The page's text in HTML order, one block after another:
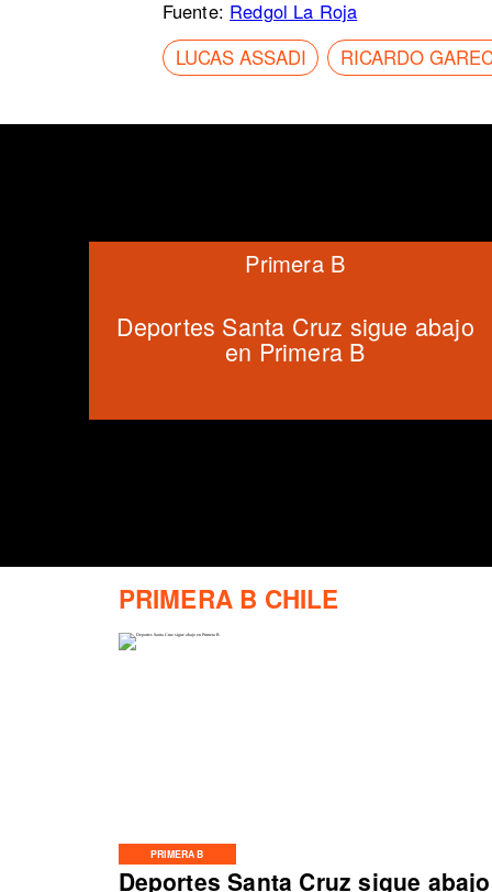
Fuente: Redgol La Roja
LUCAS ASSADI
RICARDO
PRIMERA B
Deportes Santa Cruz sigue abajo
Deportes Santa Cruz sigue abajo
en Primera B
Primera B
PRIMERA B CHILE